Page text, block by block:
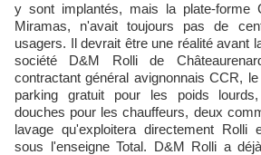
y sont implantés, mais la plate-forme
Miramas, n'avait toujours pas de
usagers. Il devrait être une réalité avant
société D&M Rolli de
contractant général avignonnais CCR,
parking gratuit pour les poids
douches pour les chauffeurs, deux
lavage qu'exploitera directement Rolli
sous l'enseigne Total. D&M Rolli a